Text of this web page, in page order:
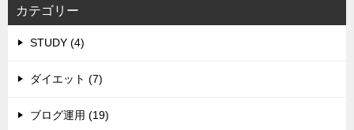
カテゴリー
STUDY (4)
ダイエット (7)
ブログ運用 (19)